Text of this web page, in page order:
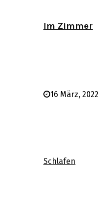
Im Zimmer
16 März, 2022
Schlafen